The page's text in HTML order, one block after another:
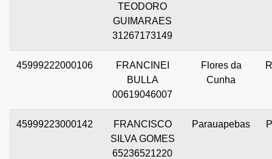
TEODORO
GUIMARAES
31267173149
45999222000106
FRANCINEI
BULLA
00619046007
Flores da
Cunha
45999223000142
FRANCISCO
SILVA GOMES
65236521220
Parauapebas